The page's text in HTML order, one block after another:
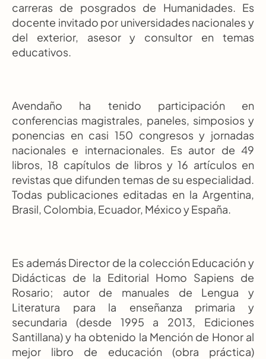
carreras de posgrados de Humanidades. Es
docente invitado por universidades nacionales y
del exterior, asesor y consultor en temas
educativos.
Avendaño ha tenido participación en
conferencias magistrales, paneles, simposios y
ponencias en casi 150 congresos y jornadas
nacionales e internacionales. Es autor de 49
libros, 18 capítulos de libros y 16 artículos en
revistas que difunden temas de su especialidad.
Todas publicaciones editadas en la Argentina,
Brasil, Colombia, Ecuador, México y España.
Es además Director de la colección Educación y
Didácticas de la Editorial Homo Sapiens de
Rosario; autor de manuales de Lengua y
Literatura para la enseñanza primaria y
secundaria (desde 1995 a 2013, Ediciones
Santillana) y ha obtenido la Mención de Honor al
mejor libro de educación (obra práctica)